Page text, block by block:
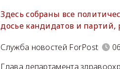
Здесь собраны все
досье кандидатов и
Служба новостей ForPost
Глава департамента